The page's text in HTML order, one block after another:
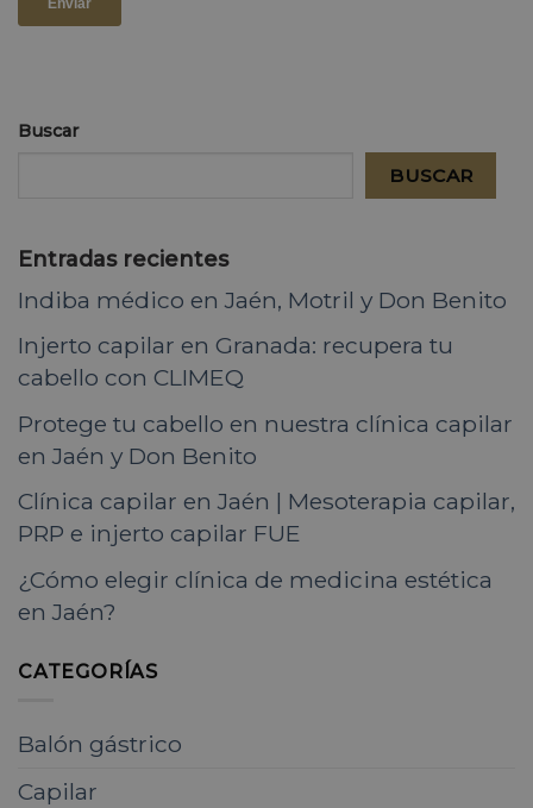
Buscar
BUSCAR
Entradas recientes
Indiba médico en Jaén, Motril y Don Benito
Injerto capilar en Granada: recupera tu
cabello con CLIMEQ
Protege tu cabello en nuestra clínica capilar
en Jaén y Don Benito
Clínica capilar en Jaén | Mesoterapia capilar,
PRP e injerto capilar FUE
¿Cómo elegir clínica de medicina estética
en Jaén?
CATEGORÍAS
Balón gástrico
Capilar